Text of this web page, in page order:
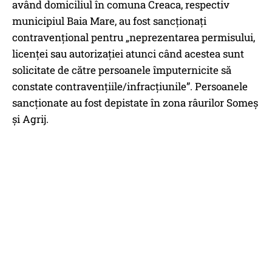
având domiciliul în comuna Creaca, respectiv
municipiul Baia Mare, au fost sancţionaţi
contravenţional pentru „neprezentarea permisului,
licenţei sau autorizaţiei atunci când acestea sunt
solicitate de către persoanele împuternicite să
constate contravenţiile/infracţiunile”. Persoanele
sancţionate au fost depistate în zona râurilor Someş
şi Agrij.